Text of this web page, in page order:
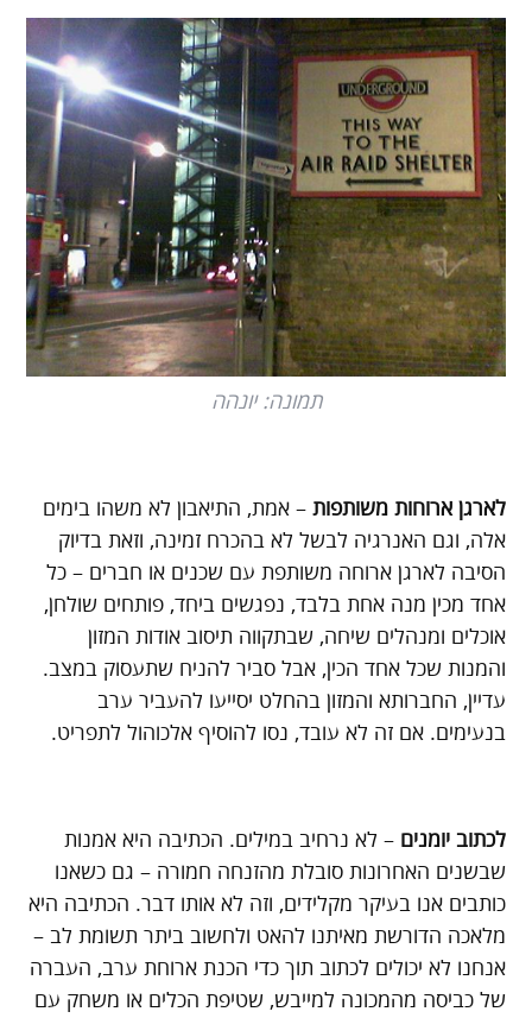
תמונה: יונהה
לארגן ארוחות משותפות – אמת, התיאבון לא משהו בימים
אלה, וגם האנרגיה לבשל לא בהכרח זמינה, וזאת בדיוק
הסיבה לארגן ארוחה משותפת עם שכנים או חברים – כל
אחד מכין מנה אחת בלבד, נפגשים ביחד, פותחים שולחן,
אוכלים ומנהלים שיחה, שבתקווה תיסוב אודות המזון
והמנות שכל אחד הכין, אבל סביר להניח שתעסוק במצב.
עדיין, החברותא והמזון בהחלט יסייעו להעביר ערב
בנעימים. אם זה לא עובד, נסו להוסיף אלכוהול לתפריט.
לכתוב יומנים – לא נרחיב במילים. הכתיבה היא אמנות
שבשנים האחרונות סובלת מהזנחה חמורה – גם כשאנו
כותבים אנו בעיקר מקלידים, וזה לא אותו דבר. הכתיבה היא
מלאכה הדורשת מאיתנו להאט ולחשוב ביתר תשומת לב –
אנחנו לא יכולים לכתוב תוך כדי הכנת ארוחת ערב, העברה
של כביסה מהמכונה למייבש, שטיפת הכלים או משחק עם